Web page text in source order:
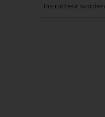
Instructeur worden